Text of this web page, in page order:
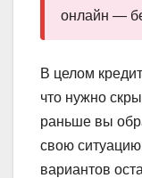
онлайн —
В целом
что нужно
раньше вы
свою
вариантов